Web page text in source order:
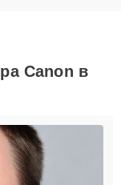
Canon в